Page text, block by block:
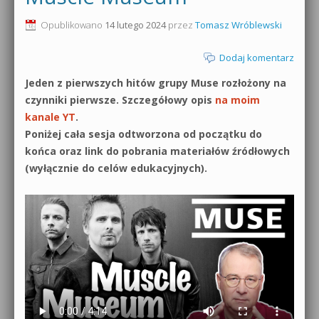
Produkcja muzyczna od podstaw
Sound Forge od podstaw
Dubstep z syntezatorem Massive
Kontakt 5 Kompendium
Pakiety
0dB.pl - informacje
Materiały dla mediów
Archiwum aktualności
Polityka prywatności
Działanie sklepu internetowego
Wyszukiwanie
Opublikowano 14 lutego 2024przez Tomasz Wróblewski
Dodaj komentarz
Jeden z pierwszych hitów grupy Muse rozłożony na
czynniki pierwsze. Szczegółowy opis na moim
kanale YT.
Poniżej cała sesja odtworzona od początku do
końca oraz link do pobrania materiałów źródłowych
(wyłącznie do celów edukacyjnych).